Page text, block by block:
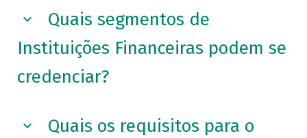
Quais segmentos de
Instituições Financeiras podem se
credenciar?
Quais os requisitos para o